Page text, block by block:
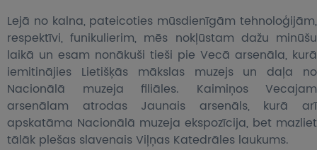
Lejā no kalna, pateicoties mūsdienīgām tehnoloģijām,
respektīvi, funikulierim, mēs nokļūstam dažu minūšu
laikā un esam nonākuši tieši pie Vecā arsenāla, kurā
iemitinājies Lietišķās mākslas muzejs un daļa no
Nacionālā muzeja filiāles. Kaimiņos Vecajam
arsenālam atrodas Jaunais arsenāls, kurā arī
apskatāma Nacionālā muzeja ekspozīcija, bet mazliet
tālāk plešas slavenais Viļņas Katedrāles laukums.